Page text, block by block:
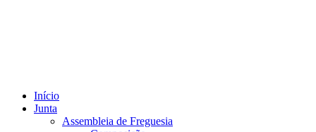
Início
Junta
Assembleia de Freguesia